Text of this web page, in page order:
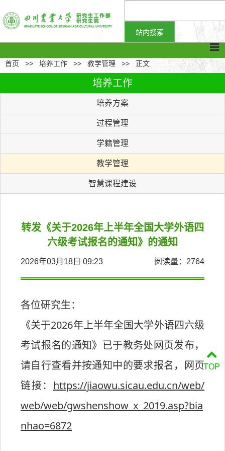
首页 >> 培养工作 >> 教学管理 >> 正文
培养工作
培养方案
过程管理
学籍管理
教学管理
智慧课程建设
转发《关于2026年上半年全国大学外语四
六级考试报名的通知》的通知
2026年03月18日 09:23 阅读量： 2764
各位研究生：
《关于2026年上半年全国大学外语四六级
考试报名的通知》已于教务处网页发布，
请自行查看并按通知中的要求报名，网页
链接： https://jiaowu.sicau.edu.cn/web/
web/web/gwshenshow_x_2019.asp?bia
nhao=6872
TOP